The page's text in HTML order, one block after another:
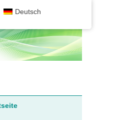
Deutsch